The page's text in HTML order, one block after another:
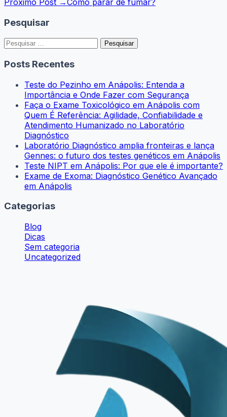
de
Post
Pesquisar
Pesquisar
Posts Recentes
Teste do Pezinho em Anápolis: Entenda a
Importância e Onde Fazer com Segurança
Faça o Exame Toxicológico em Anápolis com
Quem É Referência: Agilidade, Confiabilidade e
Atendimento Humanizado no Laboratório
Diagnóstico
Laboratório Diagnóstico amplia fronteiras e lança
Gennes: o futuro dos testes genéticos em Anápolis
Teste NIPT em Anápolis: Por que ele é importante?
Exame de Exoma: Diagnóstico Genético Avançado
em Anápolis
Categorias
Blog
Dicas
Sem categoria
Uncategorized